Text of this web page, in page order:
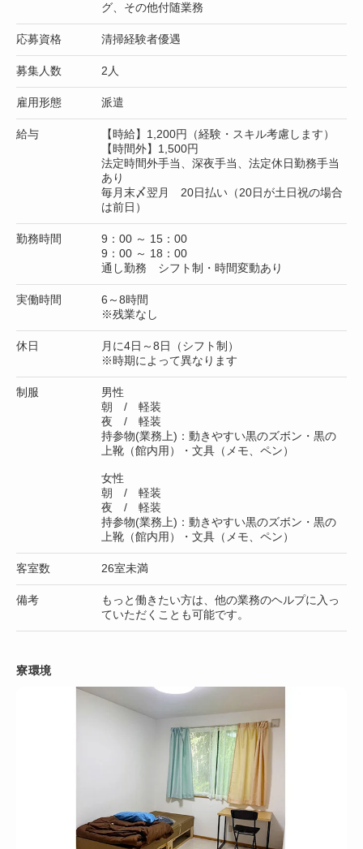
グ、その他付随業務
応募資格 清掃経験者優遇
募集人数 2人
雇用形態 派遣
給与
【時給】1,200円（経験・スキル考慮します）
【時間外】1,500円
法定時間外手当、深夜手当、法定休日勤務手当
あり
毎月末〆翌月 20日払い（20日が土日祝の場合
は前日）
勤務時間
9：00 ～ 15：00
9：00 ～ 18：00
通し勤務 シフト制・時間変動あり
実働時間
6～8時間
※残業なし
休日
月に4日～8日（シフト制）
※時期によって異なります
制服
男性
朝 / 軽装
夜 / 軽装
持参物(業務上)：動きやすい黒のズボン・黒の
上靴（館内用）・文具（メモ、ペン）
女性
朝 / 軽装
夜 / 軽装
持参物(業務上)：動きやすい黒のズボン・黒の
上靴（館内用）・文具（メモ、ペン）
客室数 26室未満
備考
もっと働きたい方は、他の業務のヘルプに入っ
ていただくことも可能です。
寮環境